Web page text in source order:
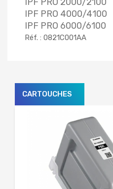
IPF PRO 4000/4100
IPF PRO 6000/6100
Réf. : 0821C001AA
CARTOUCHES